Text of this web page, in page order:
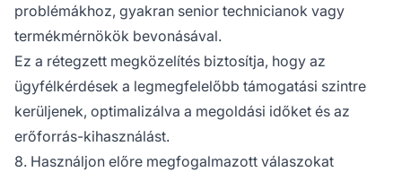
problémákhoz, gyakran senior technicianok vagy
termékmérnökök bevonásával.
Ez a rétegzett megközelítés biztosítja, hogy az
ügyfélkérdések a legmegfelelőbb támogatási szintre
kerüljenek, optimalizálva a megoldási időket és az
erőforrás-kihasználást.
8. Használjon előre megfogalmazott válaszokat